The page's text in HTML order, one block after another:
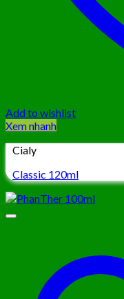
Add to wishlist
Xem nhanh
Cialy
Classic 120ml